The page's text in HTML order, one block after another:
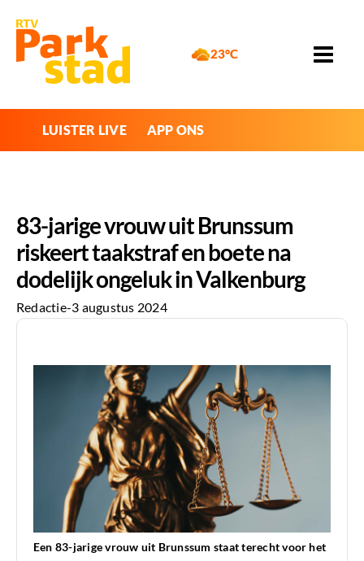
23°C
LUISTER LIVE APP ONS
83-jarige vrouw uit Brunssum
riskeert taakstraf en boete na
dodelijk ongeluk in Valkenburg
Redactie-3 augustus 2024
Een 83-jarige vrouw uit Brunssum staat terecht voor het